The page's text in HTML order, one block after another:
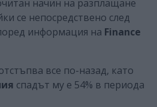
начин на разплащане
се непосредствено след
информация на Finance
все по-назад, като
спадът му е 54% в периода